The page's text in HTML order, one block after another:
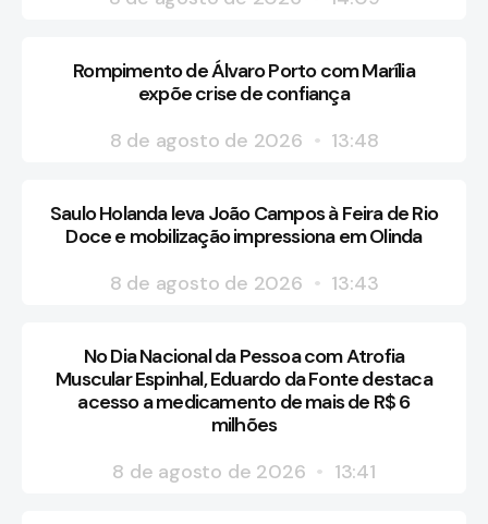
Rompimento de Álvaro Porto com Marília
expõe crise de confiança
8 de agosto de 2026
13:48
Saulo Holanda leva João Campos à Feira de Rio
Doce e mobilização impressiona em Olinda
8 de agosto de 2026
13:43
No Dia Nacional da Pessoa com Atrofia
Muscular Espinhal, Eduardo da Fonte destaca
acesso a medicamento de mais de R$ 6
milhões
8 de agosto de 2026
13:41